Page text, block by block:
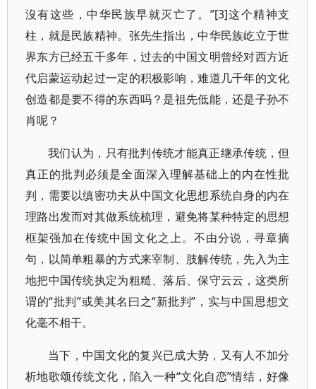
沒有这些，中华民族早就灭亡了。”[3]这个精神支
柱，就是民族精神。张先生指出，中华民族屹立于世
界东方已经五千多年，过去的中国文明曾经对西方近
代启蒙运动起过一定的积极影响，难道几千年的文化
创造都是要不得的东西吗？是祖先低能，还是子孙不
肖呢？
我们认为，只有批判传统才能真正继承传统，但
真正的批判必须是全面深入理解基础上的内在性批
判，需要以缜密功夫从中国文化思想系统自身的内在
理路出发而对其做系统梳理，避免将某种特定的思想
框架强加在传统中国文化之上。不由分说，寻章摘
句，以简单粗暴的方式来宰制、肢解传统，先入为主
地把中国传统执定为粗糙、落后、保守云云，这类所
谓的“批判”或美其名曰之“新批判”，实与中国思想文
化毫不相干。
当下，中国文化的复兴已成大势，又有人不加分
析地歌颂传统文化，陷入一种“文化自恋”情结，好像